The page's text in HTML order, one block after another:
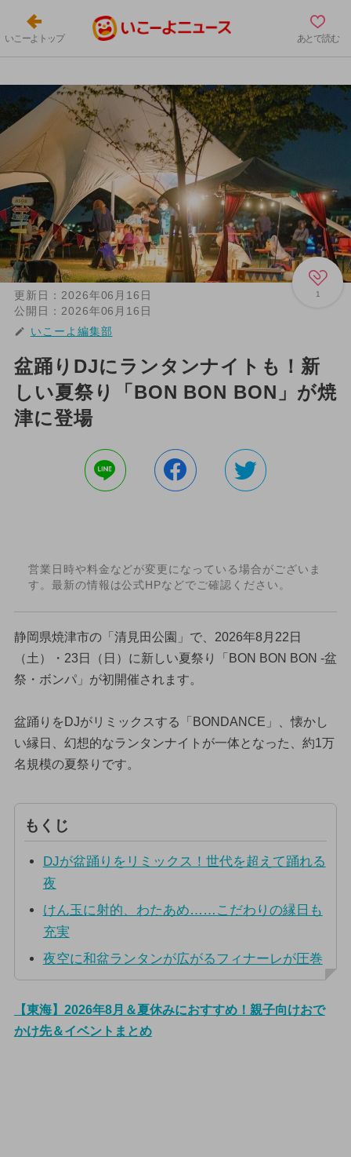
いこーよトップ あとで読む
1
更新日： 2026年06月16日
公開日： 2026年06月16日
いこーよ編集部
盆踊りDJにランタンナイトも！新
しい夏祭り「BON BON BON」が焼
津に登場
営業日時や料金などが変更になっている場合がございま
す。最新の情報は公式HPなどでご確認ください。
静岡県焼津市の「清見田公園」で、2026年8月22日
（土）・23日（日）に新しい夏祭り「BON BON BON ‐盆
祭・ボンパ」が初開催されます。
盆踊りをDJがリミックスする「BONDANCE」、懐かし
い縁日、幻想的なランタンナイトが一体となった、約1万
名規模の夏祭りです。
もくじ
DJが盆踊りをリミックス！世代を超えて踊れる
夜
けん玉に射的、わたあめ……こだわりの縁日も
充実
夜空に和盆ランタンが広がるフィナーレが圧巻
【東海】2026年8月＆夏休みにおすすめ！親子向けおで
かけ先＆イベントまとめ